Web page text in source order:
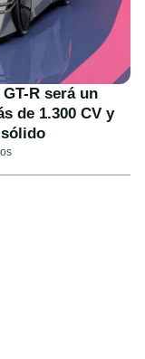
R será un
de 1.300 CV y